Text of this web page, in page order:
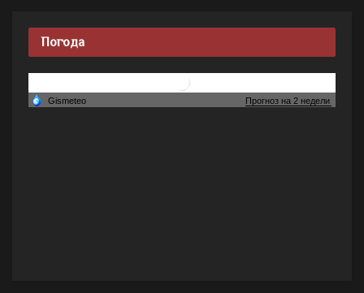
Погода